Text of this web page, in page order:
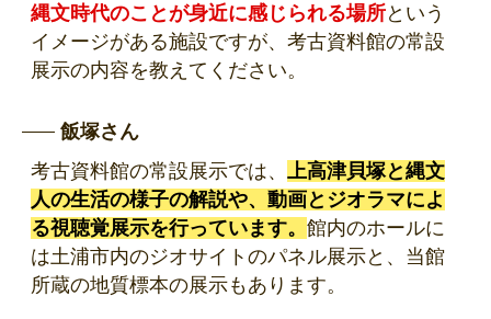
縄文時代のことが身近に感じられる場所という
イメージがある施設ですが、考古資料館の常設
展示の内容を教えてください。
飯塚さん
考古資料館の常設展示では、
上高津貝塚と縄文
人の生活の様子の解説や、動画とジオラマによ
る視聴覚展示を行っています。 館内のホールに
は土浦市内のジオサイトのパネル展示と、当館
所蔵の地質標本の展示もあります。